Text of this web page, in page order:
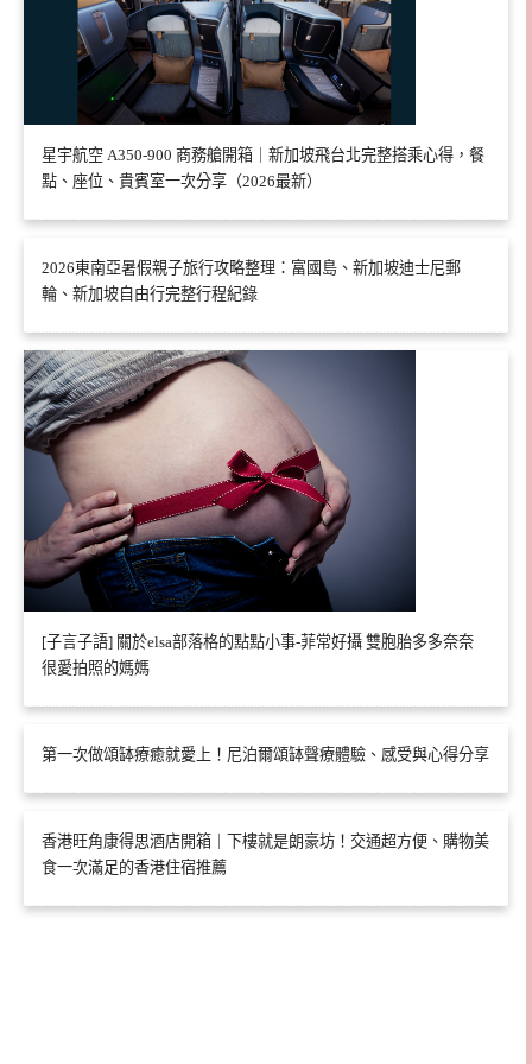
星宇航空 A350-900 商務艙開箱｜新加坡飛台北完整搭乘心得，餐
點、座位、貴賓室一次分享（2026最新）
2026東南亞暑假親子旅行攻略整理：富國島、新加坡迪士尼郵
輪、新加坡自由行完整行程紀錄
[子言子語] 關於elsa部落格的點點小事-菲常好攝 雙胞胎多多奈奈
很愛拍照的媽媽
第一次做頌缽療癒就愛上！尼泊爾頌缽聲療體驗、感受與心得分享
香港旺角康得思酒店開箱｜下樓就是朗豪坊！交通超方便、購物美
食一次滿足的香港住宿推薦